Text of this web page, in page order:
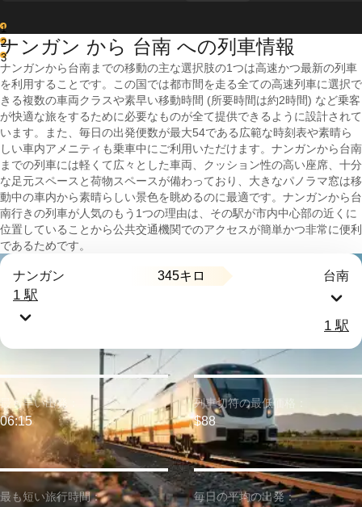
1
2
3
ナンガン から 台南 への列車情報
ナンガンから台南までの移動の主な選択肢の1つは高速かつ最新の列車
を利用することです。この国では都市間を走る全ての高速列車に選択で
きる複数の車両クラスや素早い移動時間 (所要時間は約2時間) など乗客
が快適な旅をするために必要なものが全て提供できるように設計されて
います。また、毎日の出発便数が最大54である広範な時刻表や素晴ら
しい車内アメニティも乗車中にご利用いただけます。ナンガンから台南
までの列車には軽くて広々とした車両、クッション性の高い座席、十分
な足元スペースと荷物スペースが備わっており、大きなパノラマ窓は移
動中の車内から素晴らしい景色を眺めるのに最適です。ナンガンから台
南行きの列車が人気のもう1つの理由は、その駅が市内中心部の近くに
位置していることから公共交通機関でのアクセスが簡単かつ非常に便利
であるためです。
ナンガン 345キロ 台南
1 駅
1 駅
最も短い旅行時間：
最も早い出発：
06:15
列車切符の最低価格：
$88
毎日の平均の出発：